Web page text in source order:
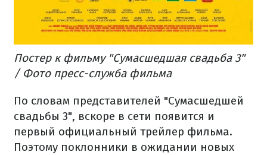
Постер к фильму "Сумасшедшая свадьба 3"
/ Фото пресс-служба фильма
По словам представителей "Сумасшедшей
свадьбы 3", вскоре в сети появится и
первый официальный трейлер фильма.
Поэтому поклонники в ожидании новых